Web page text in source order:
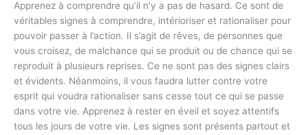
Apprenez à comprendre qu’il n’y a pas de hasard. Ce sont de
véritables signes à comprendre, intérioriser et rationaliser pour
pouvoir passer à l’action. Il s’agit de rêves, de personnes que
vous croisez, de malchance qui se produit ou de chance qui se
reproduit à plusieurs reprises. Ce ne sont pas des signes clairs
et évidents. Néanmoins, il vous faudra lutter contre votre
esprit qui voudra rationaliser sans cesse tout ce qui se passe
dans votre vie. Apprenez à rester en éveil et soyez attentifs
tous les jours de votre vie. Les signes sont présents partout et